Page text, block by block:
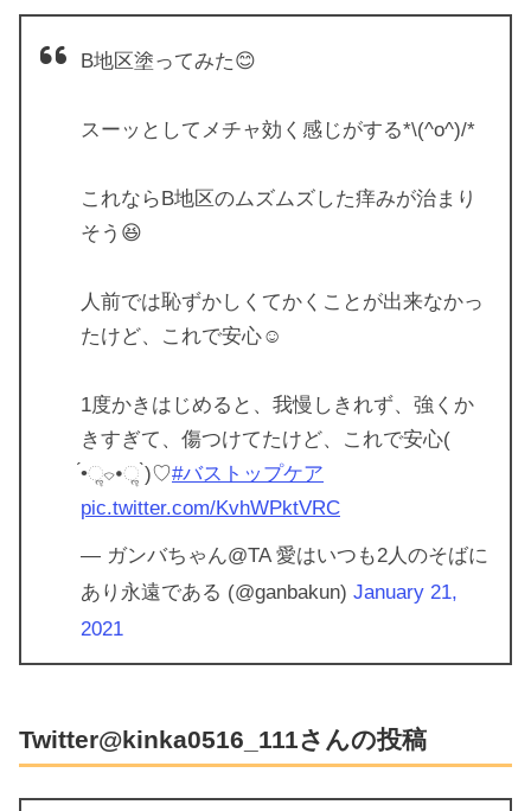
B地区塗ってみた😊
スーッとしてメチャ効く感じがする*\(^o^)/*
これならB地区のムズムズした痒みが治まり
そう😆
人前では恥ずかしくてかくことが出来なかっ
たけど、これで安心☺️
1度かきはじめると、我慢しきれず、強くか
きすぎて、傷つけてたけど、これで安心(
́•ૢ⌔•ૢ ̀)♡#バストップケア
pic.twitter.com/KvhWPktVRC
— ガンバちゃん@TA 愛はいつも2人のそばに
あり永遠である (@ganbakun) January 21,
2021
Twitter@kinka0516_111さんの投稿